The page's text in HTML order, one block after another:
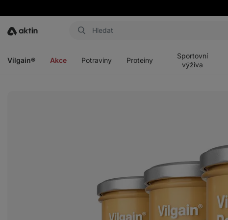
Aktin
Vilgain® Akce Potraviny Proteiny
Sportovní
výživa